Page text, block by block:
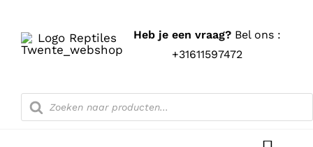
naar
inhoud
Producten
zoeken
Heb je een vraag? Bel ons :
+31611597472